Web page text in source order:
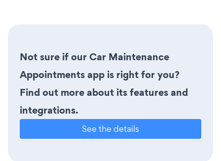
Not sure if our Car Maintenance
Appointments app is right for you?
Find out more about its features and
integrations.
See the details